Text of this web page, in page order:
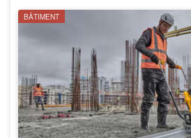
BÂTIMENT